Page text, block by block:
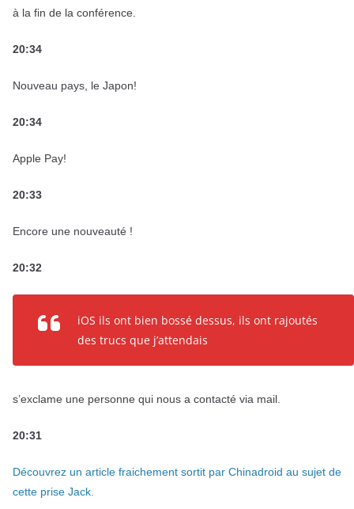
à la fin de la conférence.
20:34
Nouveau pays, le Japon!
20:34
Apple Pay!
20:33
Encore une nouveauté !
20:32
iOS ils ont bien bossé dessus, ils ont rajoutés
des trucs que j’attendais
s’exclame une personne qui nous a contacté via mail.
20:31
Découvrez un article fraichement sortit par Chinadroid au sujet de
cette prise Jack.